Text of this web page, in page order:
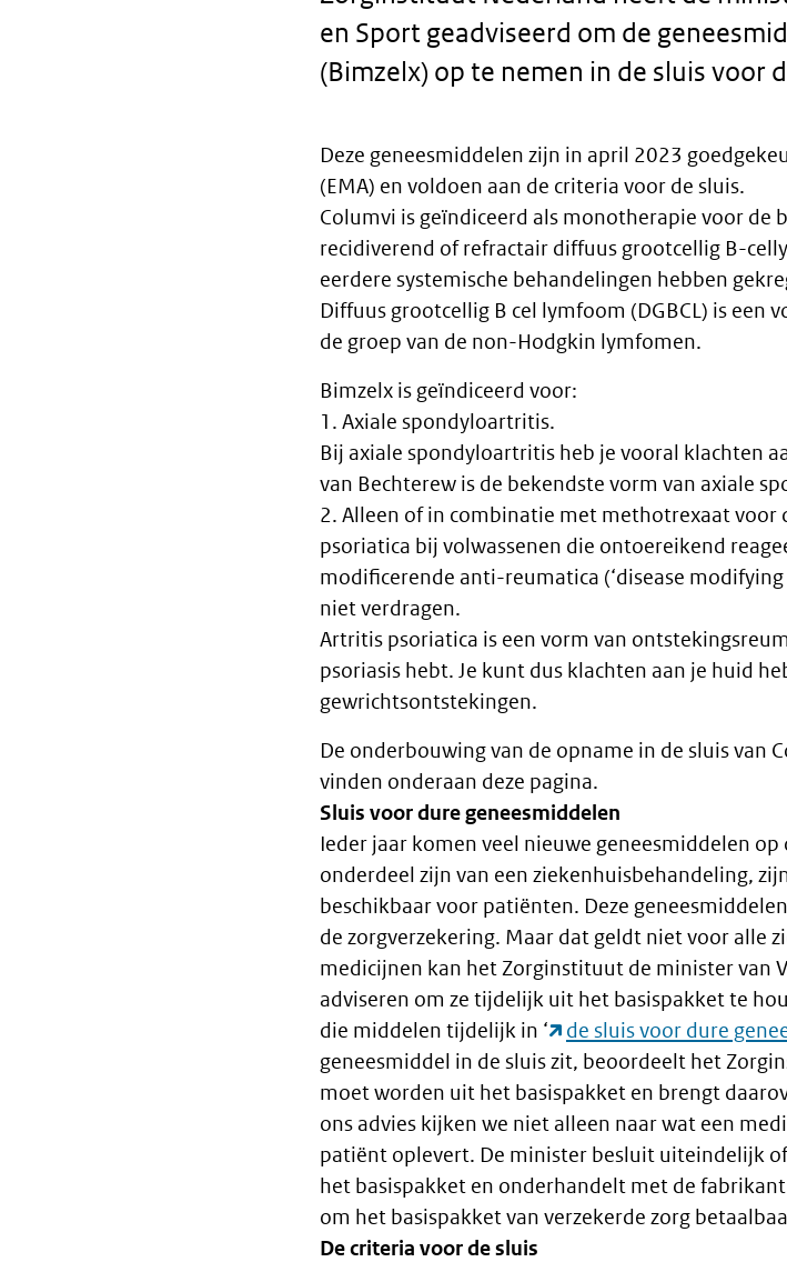
en Sport geadviseerd om de
(Bimzelx) op te nemen in de sluis voor
Body
text
Deze geneesmiddelen zijn in april 2023
(EMA) en voldoen aan de criteria voor de sluis.
Columvi is geïndiceerd als monotherapie voor de
recidiverend of refractair diffuus grootcellig B-
eerdere systemische behandelingen hebben
Diffuus grootcellig B cel lymfoom (DGBCL) is
de groep van de non-Hodgkin lymfomen.
Bimzelx is geïndiceerd voor:
1. Axiale spondyloartritis.
Bij axiale spondyloartritis heb je vooral klachten
van Bechterew is de bekendste vorm van axiale
2. Alleen of in combinatie met methotrexaat voor
psoriatica bij volwassenen die ontoereikend
modificerende anti-reumatica (‘disease modifying
niet verdragen.
Artritis psoriatica is een vorm van
psoriasis hebt. Je kunt dus klachten aan je huid
gewrichtsontstekingen.
De onderbouwing van de opname in de sluis van
vinden onderaan deze pagina.
Sluis voor dure geneesmiddelen
Ieder jaar komen veel nieuwe geneesmiddelen
onderdeel zijn van een ziekenhuisbehandeling,
beschikbaar voor patiënten. Deze
de zorgverzekering. Maar dat geldt niet voor alle
medicijnen kan het Zorginstituut de minister van
adviseren om ze tijdelijk uit het basispakket te
die middelen tijdelijk in ‘
de sluis voor dure
geneesmiddel in de sluis zit, beoordeelt het
moet worden uit het basispakket en brengt
ons advies kijken we niet alleen naar wat een
patiënt oplevert. De minister besluit uiteindelijk
het basispakket en onderhandelt met de
om het basispakket van verzekerde zorg
De criteria voor de sluis